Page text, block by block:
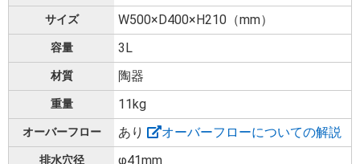
サイズ W500×D400×H210（mm）
容量 3L
材質 陶器
重量 11kg
オーバーフロー あり オーバーフローについての解説
排水穴径 φ41mm